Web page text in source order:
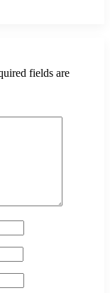
fields are